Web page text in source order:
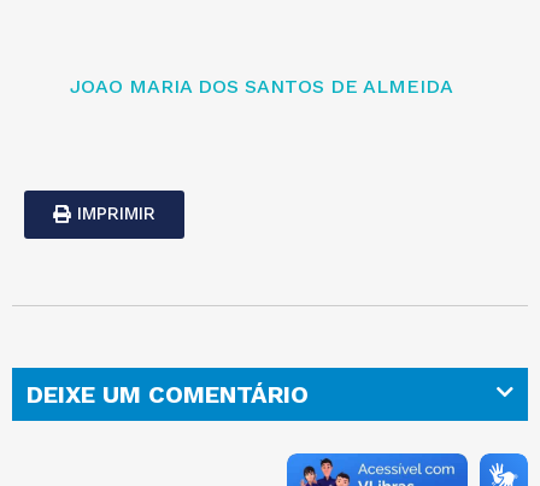
JOAO MARIA DOS SANTOS DE ALMEIDA
IMPRIMIR
DEIXE UM COMENTÁRIO